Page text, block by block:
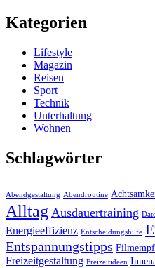
Kategorien
Lifestyle
Magazin
Reisen
Sport
Technik
Unterhaltung
Wohnen
Schlagwörter
Abendgestaltung Abendroutine
Alltag Ausdauertraining
Energieeffizienz Entscheidungshilfe
Entspannungstipps
Freizeitgestaltung Freizeitideen